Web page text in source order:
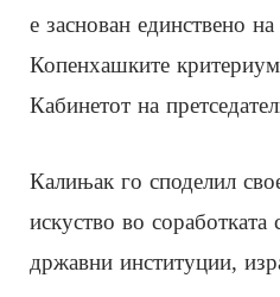
е заснован единствено
Копенхашките
Кабинетот на
Калињак го споделил
искуство во соработката
државни институции,